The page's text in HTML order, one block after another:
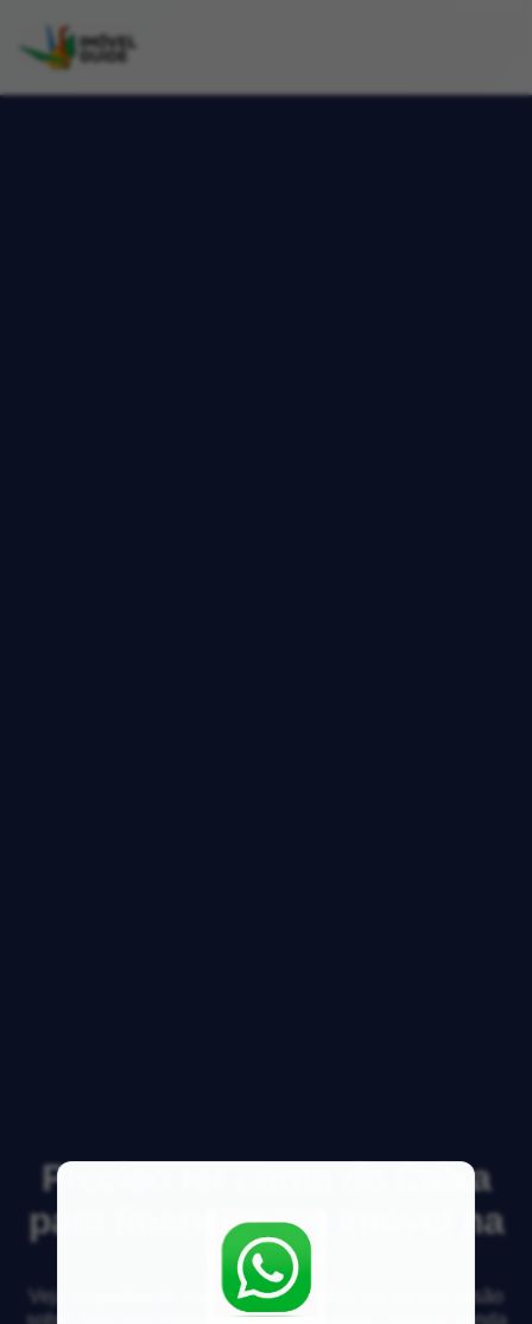
Preciso ter conta da Caixa
para financiar um imóvel na
Caixa?
Veja respostas de especialistas e participe da discussão
sobre mercado imobiliário, financiamento, compra, venda